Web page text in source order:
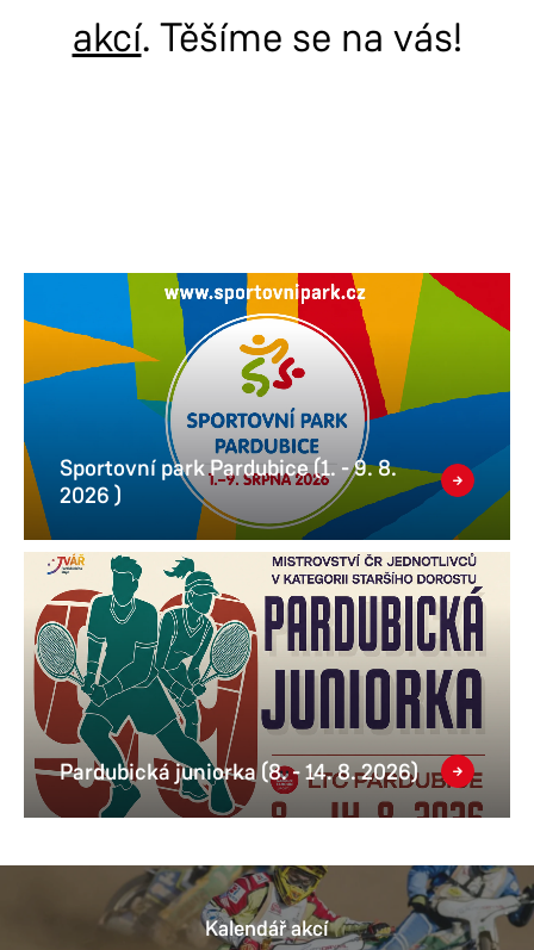
akcí. Těšíme se na vás!
Sportovní park Pardubice (1. - 9. 8.
2026 )
Pardubická juniorka (8. - 14. 8. 2026)
Kalendář akcí